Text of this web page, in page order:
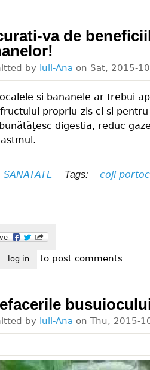
va de
by Iuli-Ana on Sat, 2015-
si bananele ar trebui
propriu-zis ci si
digestia, reduc
SANATATE Tags: coji
bucurati-va de beneficiile cojilor
log in to post comments
by Iuli-Ana on Thu, 2015-